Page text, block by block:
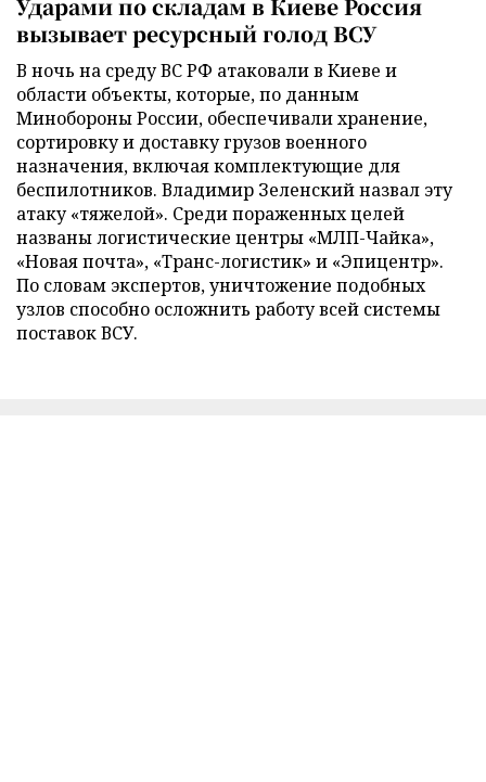
Ударами по складам в Киеве Россия
вызывает ресурсный голод ВСУ
В ночь на среду ВС РФ атаковали в Киеве и
области объекты, которые, по данным
Минобороны России, обеспечивали хранение,
сортировку и доставку грузов военного
назначения, включая комплектующие для
беспилотников. Владимир Зеленский назвал эту
атаку «тяжелой». Среди пораженных целей
названы логистические центры «МЛП-Чайка»,
«Новая почта», «Транс-логистик» и «Эпицентр».
По словам экспертов, уничтожение подобных
узлов способно осложнить работу всей системы
поставок ВСУ.